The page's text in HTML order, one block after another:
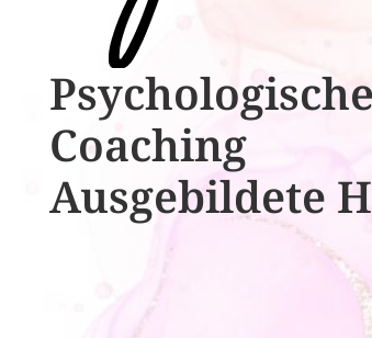
Coaching
Ausgebildete​